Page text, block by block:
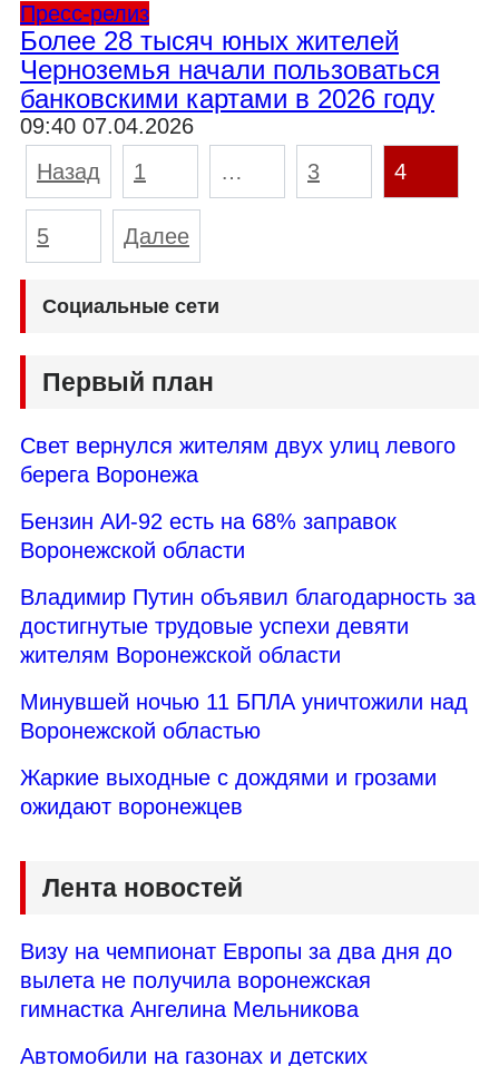
Пресс-релиз
Более 28 тысяч юных жителей
Черноземья начали пользоваться
банковскими картами в 2026 году
09:40 07.04.2026
Пагинация
записей
Назад 1 … 3 4
5 Далее
Социальные сети
Первый план
Свет вернулся жителям двух улиц левого
берега Воронежа
Бензин АИ-92 есть на 68% заправок
Воронежской области
Владимир Путин объявил благодарность за
достигнутые трудовые успехи девяти
жителям Воронежской области
Минувшей ночью 11 БПЛА уничтожили над
Воронежской областью
Жаркие выходные с дождями и грозами
ожидают воронежцев
Лента новостей
Визу на чемпионат Европы за два дня до
вылета не получила воронежская
гимнастка Ангелина Мельникова
Автомобили на газонах и детских